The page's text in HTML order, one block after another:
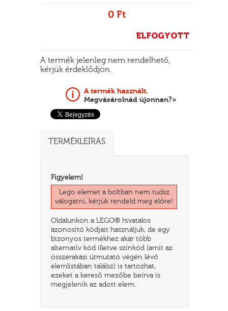
0 Ft
ELFOGYOTT
A termék jelenleg nem rendelhető,
kérjük érdeklődjön.
A termék használt.
Megvásárolnád újonnan?»
TERMÉKLEÍRÁS
Figyelem!
Lego elemet a boltban nem tudsz
válogatni, kérjük rendeld meg előre!
Oldalunkon a LEGO® hivatalos
azonosító kódjait használjuk, de egy
bizonyos termékhez akár több
alternatív kód illetve színkód (amit az
összerakási útmutató végén lévő
elemlistában találsz) is tartozhat,
ezeket a kereső mezőbe beírva is
megjelenik az adott elem.